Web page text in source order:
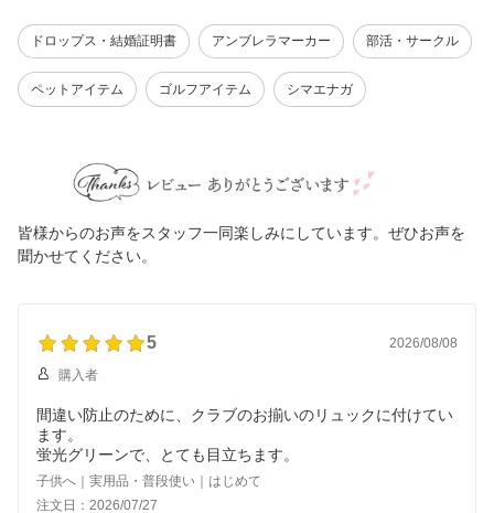
ドロップス・結婚証明書 アンブレラマーカー 部活・サークル
ペットアイテム ゴルフアイテム シマエナガ
皆様からのお声をスタッフ一同楽しみにしています。ぜひお声を
聞かせてください。
5 2026/08/08
購入者
間違い防止のために、クラブのお揃いのリュックに付けてい
ます。
蛍光グリーンで、とても目立ちます。
子供へ｜実用品・普段使い｜はじめて
注文日：2026/07/27